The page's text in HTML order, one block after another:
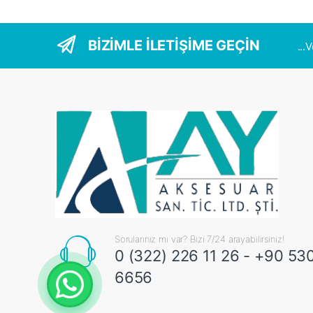
BİZİMLE İLETİŞİME GEÇİN
Sorularınız mı var? Bizi 7/24 arayabilirsiniz!
0 (322) 226 11 26 - +90
6656